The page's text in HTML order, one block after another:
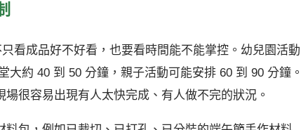
看成品好不好看，也要看時間能不能掌控。幼兒園活動
大約 40 到 50 分鐘，親子活動可能安排 60 到 90 分鐘。
很容易出現有人太快完成、有人做不完的狀況。